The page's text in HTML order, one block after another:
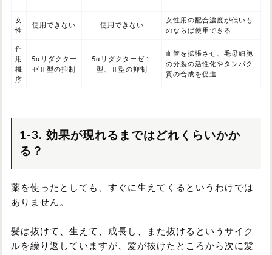
女
性
使用できない 使用できない
女性用の配合濃度が低いも
のならば使用できる
作
用
機
序
5αリダクター
ゼⅡ型の抑制
5αリダクターゼ１
型、Ⅱ型の抑制
血管を拡張させ、毛母細胞
の分裂の活性化やタンパク
質の合成を促進
1-3. 効果が現れるまではどれくらいかか
る？
薬を使ったとしても、すぐに生えてくるというわけでは
ありません。
髪は抜けて、生えて、成長し、また抜けるというサイク
ルを繰り返していますが、髪が抜けたところから次に髪